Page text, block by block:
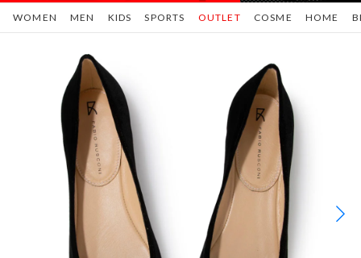
WOMEN MEN KIDS SPORTS COSME HOME
OUTLET